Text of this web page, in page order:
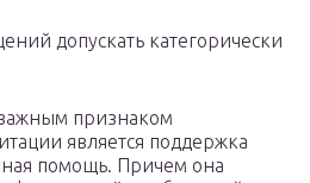
допускать категорически
признаком
является поддержка
помощь. Причем она